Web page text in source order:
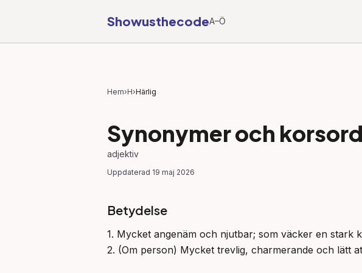
ShowusthecodeA–Ö
Hem›H›Härlig
Synonymer och
adjektiv
Uppdaterad 19 maj 2026
Betydelse
1. Mycket angenäm och njutbar; som väcker en stark
2. (Om person) Mycket trevlig, charmerande och lätt